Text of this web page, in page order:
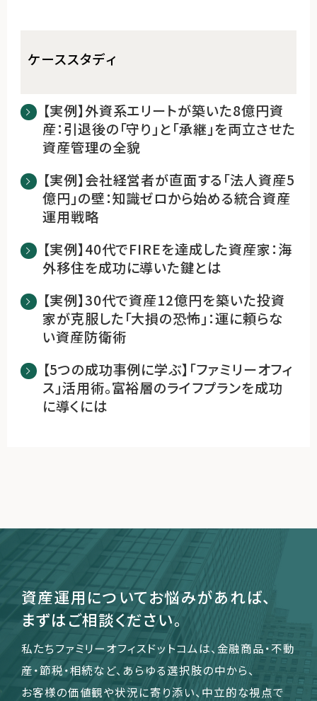
ケーススタディ
【実例】外資系エリートが築いた8億円資
産：引退後の「守り」と「承継」を両立させた
資産管理の全貌
【実例】会社経営者が直面する「法人資産5
億円」の壁：知識ゼロから始める統合資産
運用戦略
【実例】40代でFIREを達成した資産家：海
外移住を成功に導いた鍵とは
【実例】30代で資産12億円を築いた投資
家が克服した「大損の恐怖」：運に頼らな
い資産防衛術
【5つの成功事例に学ぶ】「ファミリーオフィ
ス」活用術。富裕層のライフプランを成功
に導くには
資産運用についてお悩みがあれば、
まずはご相談ください。
私たちファミリーオフィスドットコムは、金融商品・不動
産・節税・相続など、あらゆる選択肢の中から、
お客様の価値観や状況に寄り添い、中立的な視点で